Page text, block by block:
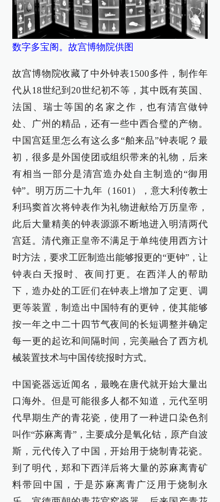
数字多宝阁。故宫博物院供图
故宫博物院收藏了中外钟表1500多件，制作年
代从18世纪到20世纪初不等，其中既有英国、
法国、瑞士等国的名家之作，也有清宫做钟
处、广州的精品，还有一些中西合璧的产物。
中国宫廷里怎么有这么多“舶来品”钟表呢？最
初，很多是外国使团或组织带来的礼物，后来
有相当一部分是清宫造办处自主制造的“御用
钟”。明万历二十九年（1601），意大利传教士
利玛窦首次将钟表作为礼物进献给万历皇帝，
此后大量精美的钟表源源不断地进入明清两代
宫廷。清代雍正皇帝不满足于单纯使用西方计
时方法，要求工匠制造出能够报更的“更钟”，让
钟表白天报时、夜间打更。在西洋人的帮助
下，造办处的工匠们在钟表上增加了定更、调
更等装置，制造出中国特有的更钟，使其能够
按一年之中二十四节气夜间的长短调整并确定
每一更的起讫和间隔时间，完美融合了西方机
械装置技术与中国传统报时方式。
中国瓷器远近闻名，最晚在唐代就开始大量出
口海外。但是可能很多人都不知道，元代至明
代早期生产的青花瓷，使用了一种进口染色剂
叫作“苏麻离青”，主要成分是氧化钴，原产自波
斯，元代传入了中国，开始用于烧制青花瓷。
到了明代，郑和下西洋后将大量的苏麻离青矿
料带回中国，于是苏麻离青广泛用于烧制永